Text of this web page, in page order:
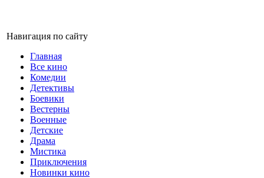
Навигация по сайту
Главная
Все кино
Комедии
Детективы
Боевики
Вестерны
Военные
Детские
Драма
Мистика
Приключения
Новинки кино